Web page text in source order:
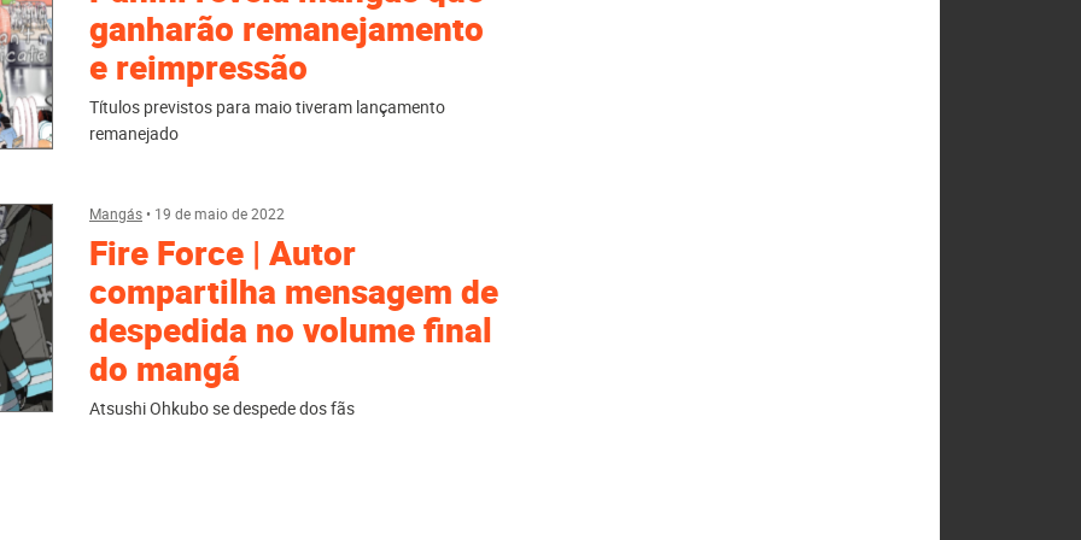
ganharão remanejamento
e reimpressão
Títulos previstos para maio tiveram lançamento
remanejado
Mangás• 19 de maio de 2022
Fire Force | Autor
compartilha mensagem de
despedida no volume final
do mangá
Atsushi Ohkubo se despede dos fãs